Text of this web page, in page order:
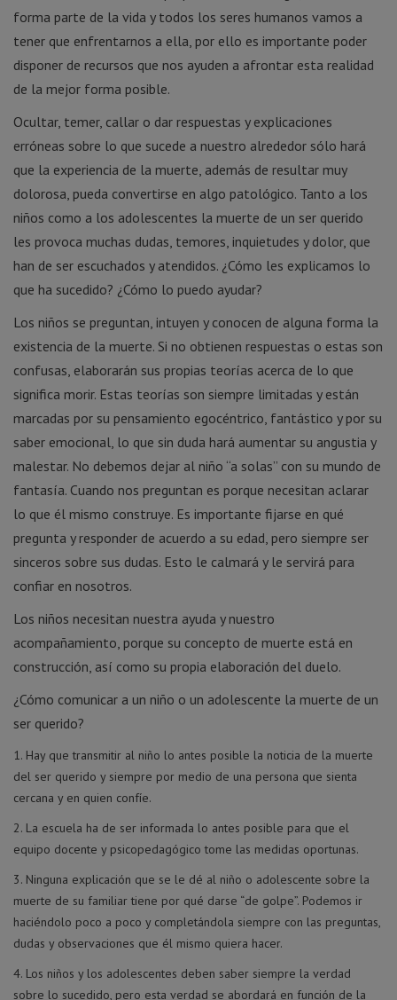
forma parte de la vida y todos los seres humanos vamos a
tener que enfrentarnos a ella, por ello es importante poder
disponer de recursos que nos ayuden a afrontar esta realidad
de la mejor forma posible.
Ocultar, temer, callar o dar respuestas y explicaciones
erróneas sobre lo que sucede a nuestro alrededor sólo hará
que la experiencia de la muerte, además de resultar muy
dolorosa, pueda convertirse en algo patológico. Tanto a los
niños como a los adolescentes la muerte de un ser querido
les provoca muchas dudas, temores, inquietudes y dolor, que
han de ser escuchados y atendidos. ¿Cómo les explicamos lo
que ha sucedido? ¿Cómo lo puedo ayudar?
Los niños se preguntan, intuyen y conocen de alguna forma la
existencia de la muerte. Si no obtienen respuestas o estas son
confusas, elaborarán sus propias teorías acerca de lo que
significa morir. Estas teorías son siempre limitadas y están
marcadas por su pensamiento egocéntrico, fantástico y por su
saber emocional, lo que sin duda hará aumentar su angustia y
malestar. No debemos dejar al niño “a solas” con su mundo de
fantasía. Cuando nos preguntan es porque necesitan aclarar
lo que él mismo construye. Es importante fijarse en qué
pregunta y responder de acuerdo a su edad, pero siempre ser
sinceros sobre sus dudas. Esto le calmará y le servirá para
confiar en nosotros.
Los niños necesitan nuestra ayuda y nuestro
acompañamiento, porque su concepto de muerte está en
construcción, así como su propia elaboración del duelo.
¿Cómo comunicar a un niño o un adolescente la muerte de un
ser querido?
Hay que transmitir al niño lo antes posible la noticia de la muerte
del ser querido y siempre por medio de una persona que sienta
cercana y en quien confíe.
La escuela ha de ser informada lo antes posible para que el
equipo docente y psicopedagógico tome las medidas oportunas.
Ninguna explicación que se le dé al niño o adolescente sobre la
muerte de su familiar tiene por qué darse “de golpe”. Podemos ir
haciéndolo poco a poco y completándola siempre con las preguntas,
dudas y observaciones que él mismo quiera hacer.
Los niños y los adolescentes deben saber siempre la verdad
sobre lo sucedido, pero esta verdad se abordará en función de la